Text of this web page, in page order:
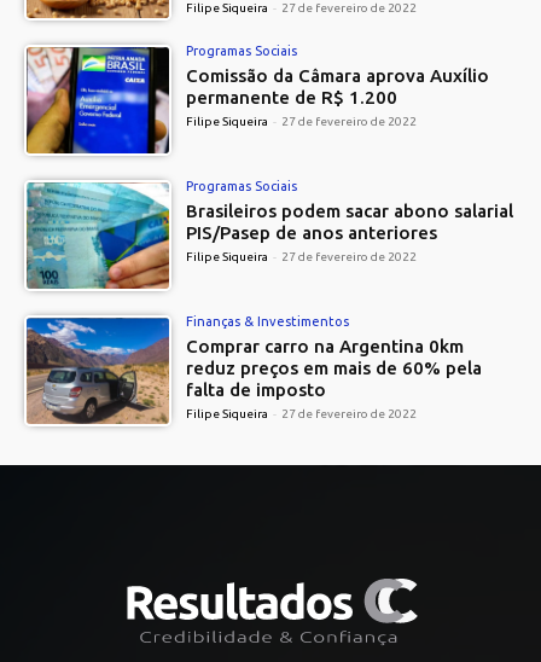
Filipe Siqueira - 27 de fevereiro de 2022
Programas Sociais
Comissão da Câmara aprova Auxílio
permanente de R$ 1.200
Filipe Siqueira - 27 de fevereiro de 2022
Programas Sociais
Brasileiros podem sacar abono salarial
PIS/Pasep de anos anteriores
Filipe Siqueira - 27 de fevereiro de 2022
Finanças & Investimentos
Comprar carro na Argentina 0km
reduz preços em mais de 60% pela
falta de imposto
Filipe Siqueira - 27 de fevereiro de 2022